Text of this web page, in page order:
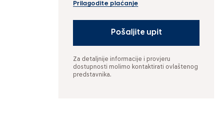
Prilagodite plaćanje
Pošaljite upit
Za detaljnije informacije i provjeru
dostupnosti molimo kontaktirati ovlaštenog
predstavnika.